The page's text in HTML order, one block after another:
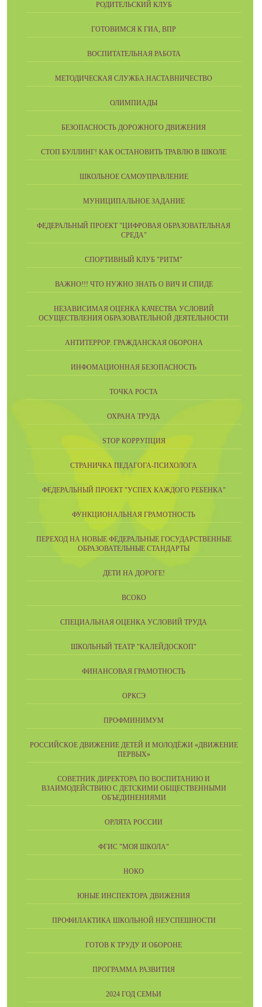
РОДИТЕЛЬСКИЙ КЛУБ
ГОТОВИМСЯ К ГИА, ВПР
ВОСПИТАТЕЛЬНАЯ РАБОТА
МЕТОДИЧЕСКАЯ СЛУЖБА.НАСТАВНИЧЕСТВО
ОЛИМПИАДЫ
БЕЗОПАСНОСТЬ ДОРОЖНОГО ДВИЖЕНИЯ
СТОП БУЛЛИНГ! КАК ОСТАНОВИТЬ ТРАВЛЮ В ШКОЛЕ
ШКОЛЬНОЕ САМОУПРАВЛЕНИЕ
МУНИЦИПАЛЬНОЕ ЗАДАНИЕ
ФЕДЕРАЛЬНЫЙ ПРОЕКТ "ЦИФРОВАЯ ОБРАЗОВАТЕЛЬНАЯ
СРЕДА"
СПОРТИВНЫЙ КЛУБ "РИТМ"
ВАЖНО!!! ЧТО НУЖНО ЗНАТЬ О ВИЧ И СПИДЕ
НЕЗАВИСИМАЯ ОЦЕНКА КАЧЕСТВА УСЛОВИЙ
ОСУЩЕСТВЛЕНИЯ ОБРАЗОВАТЕЛЬНОЙ ДЕЯТЕЛЬНОСТИ
АНТИТЕРРОР. ГРАЖДАНСКАЯ ОБОРОНА
ИНФОМАЦИОННАЯ БЕЗОПАСНОСТЬ
ТОЧКА РОСТА
ОХРАНА ТРУДА
STOP КОРРУПЦИЯ
СТРАНИЧКА ПЕДАГОГА-ПСИХОЛОГА
ФЕДЕРАЛЬНЫЙ ПРОЕКТ "УСПЕХ КАЖДОГО РЕБЕНКА"
ФУНКЦИОНАЛЬНАЯ ГРАМОТНОСТЬ
ПЕРЕХОД НА НОВЫЕ ФЕДЕРАЛЬНЫЕ ГОСУДАРСТВЕННЫЕ
ОБРАЗОВАТЕЛЬНЫЕ СТАНДАРТЫ
ДЕТИ НА ДОРОГЕ!
ВСОКО
СПЕЦИАЛЬНАЯ ОЦЕНКА УСЛОВИЙ ТРУДА
ШКОЛЬНЫЙ ТЕАТР "КАЛЕЙДОСКОП"
ФИНАНСОВАЯ ГРАМОТНОСТЬ
ОРКСЭ
ПРОФМИНИМУМ
РОССИЙСКОЕ ДВИЖЕНИЕ ДЕТЕЙ И МОЛОДЁЖИ «ДВИЖЕНИЕ
ПЕРВЫХ»
СОВЕТНИК ДИРЕКТОРА ПО ВОСПИТАНИЮ И
ВЗАИМОДЕЙСТВИЮ С ДЕТСКИМИ ОБЩЕСТВЕННЫМИ
ОБЪЕДИНЕНИЯМИ
ОРЛЯТА РОССИИ
ФГИС "МОЯ ШКОЛА"
НОКО
ЮНЫЕ ИНСПЕКТОРА ДВИЖЕНИЯ
ПРОФИЛАКТИКА ШКОЛЬНОЙ НЕУСПЕШНОСТИ
ГОТОВ К ТРУДУ И ОБОРОНЕ
ПРОГРАММА РАЗВИТИЯ
2024 ГОД СЕМЬИ